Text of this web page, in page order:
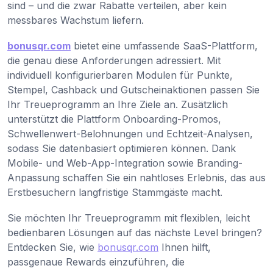
sind – und die zwar Rabatte verteilen, aber kein
messbares Wachstum liefern.
bonusqr.com bietet eine umfassende SaaS-Plattform,
die genau diese Anforderungen adressiert. Mit
individuell konfigurierbaren Modulen für Punkte,
Stempel, Cashback und Gutscheinaktionen passen Sie
Ihr Treueprogramm an Ihre Ziele an. Zusätzlich
unterstützt die Plattform Onboarding-Promos,
Schwellenwert-Belohnungen und Echtzeit-Analysen,
sodass Sie datenbasiert optimieren können. Dank
Mobile- und Web-App-Integration sowie Branding-
Anpassung schaffen Sie ein nahtloses Erlebnis, das aus
Erstbesuchern langfristige Stammgäste macht.
Sie möchten Ihr Treueprogramm mit flexiblen, leicht
bedienbaren Lösungen auf das nächste Level bringen?
Entdecken Sie, wie bonusqr.com Ihnen hilft,
passgenaue Rewards einzuführen, die